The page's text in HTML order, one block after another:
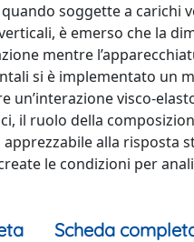
soggette a carichi
è emerso che la
mentre
si è implementato un
un’interazione visco-
il ruolo della
alla risposta
le condizioni per
Scheda